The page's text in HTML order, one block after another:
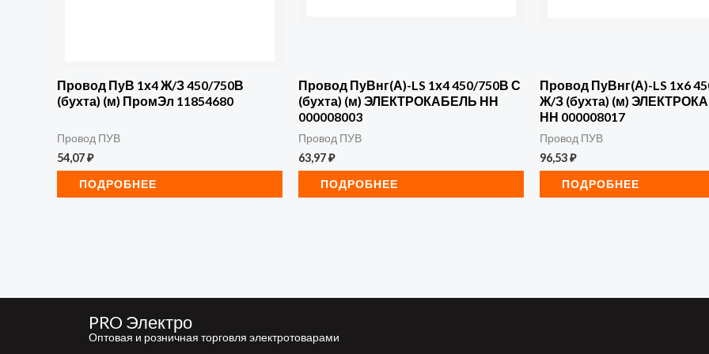
Провод ПуВ 1х4 Ж/З 450/750В
(бухта) (м) ПромЭл 11854680
Провод ПУВ
54,07₽
ПОДРОБНЕЕ
Провод ПуВнг(А)-LS 1х4 450/750В С
(бухта) (м) ЭЛЕКТРОКАБЕЛЬ НН
000008003
Провод ПУВ
63,97₽
ПОДРОБНЕЕ
Провод ПуВнг(А)-LS 1х6
Ж/З (бухта) (м)
НН 000008017
Провод ПУВ
96,53₽
ПОДРОБНЕЕ
PRO Электро
Оптовая и розничная торговля электротоварами